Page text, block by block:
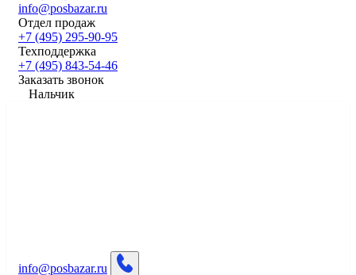
info@posbazar.ru
Отдел продаж
+7 (495) 295-90-95
Техподдержка
+7 (495) 843-54-46
Заказать звонок
Нальчик
info@posbazar.ru